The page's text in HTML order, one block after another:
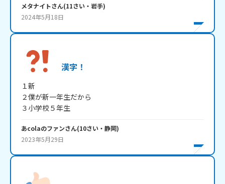
メタナイトさん(11さい・ 岩手)
2024年5月18日
漢字！
１新
２僕が新一年生だから
３小学校５年生
あcolaのファンさん(10さい・ 静岡)
2023年5月29日